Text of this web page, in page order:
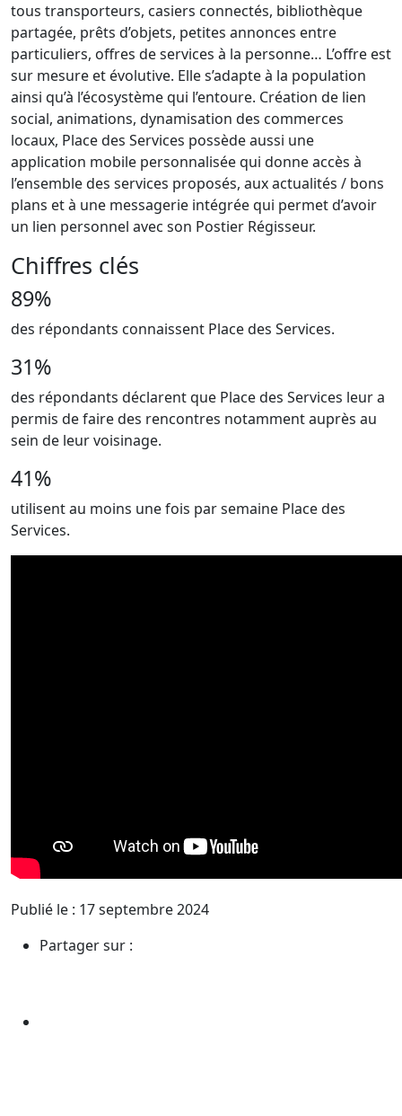
tous transporteurs, casiers connectés, bibliothèque
partagée, prêts d’objets, petites annonces entre
particuliers, offres de services à la personne… L’offre est
sur mesure et évolutive. Elle s’adapte à la population
ainsi qu’à l’écosystème qui l’entoure. Création de lien
social, animations, dynamisation des commerces
locaux, Place des Services possède aussi une
application mobile personnalisée qui donne accès à
l’ensemble des services proposés, aux actualités / bons
plans et à une messagerie intégrée qui permet d’avoir
un lien personnel avec son Postier Régisseur.
Chiffres clés
89%
des répondants connaissent Place des Services.
31%
des répondants déclarent que Place des Services leur a
permis de faire des rencontres notamment auprès au
sein de leur voisinage.
41%
utilisent au moins une fois par semaine Place des
Services.
Publié le : 17 septembre 2024
Partager sur :